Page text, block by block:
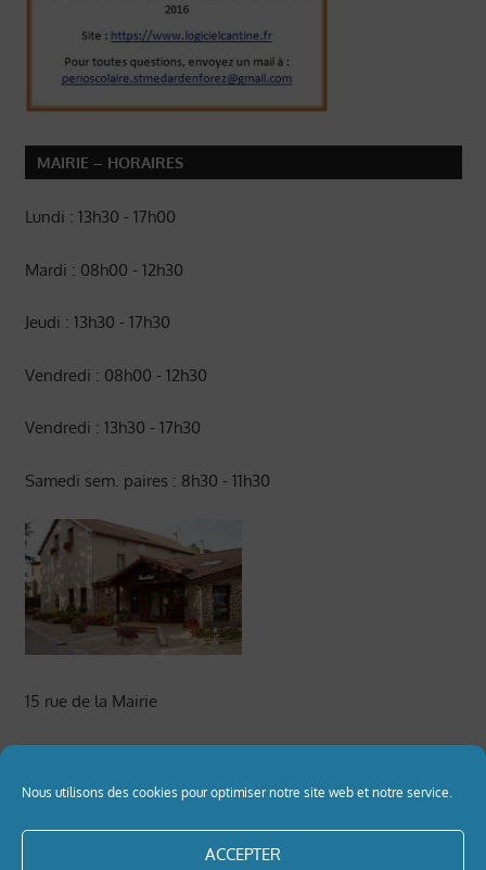
Nous utilisons des cookies pour optimiser notre site web et notre service.
ACCEPTER
MAIRIE – HORAIRES
Lundi : 13h30 - 17h00
Mardi : 08h00 - 12h30
Jeudi : 13h30 - 17h30
Vendredi : 08h00 - 12h30
Vendredi : 13h30 - 17h30
Samedi sem. paires : 8h30 - 11h30
15 rue de la Mairie